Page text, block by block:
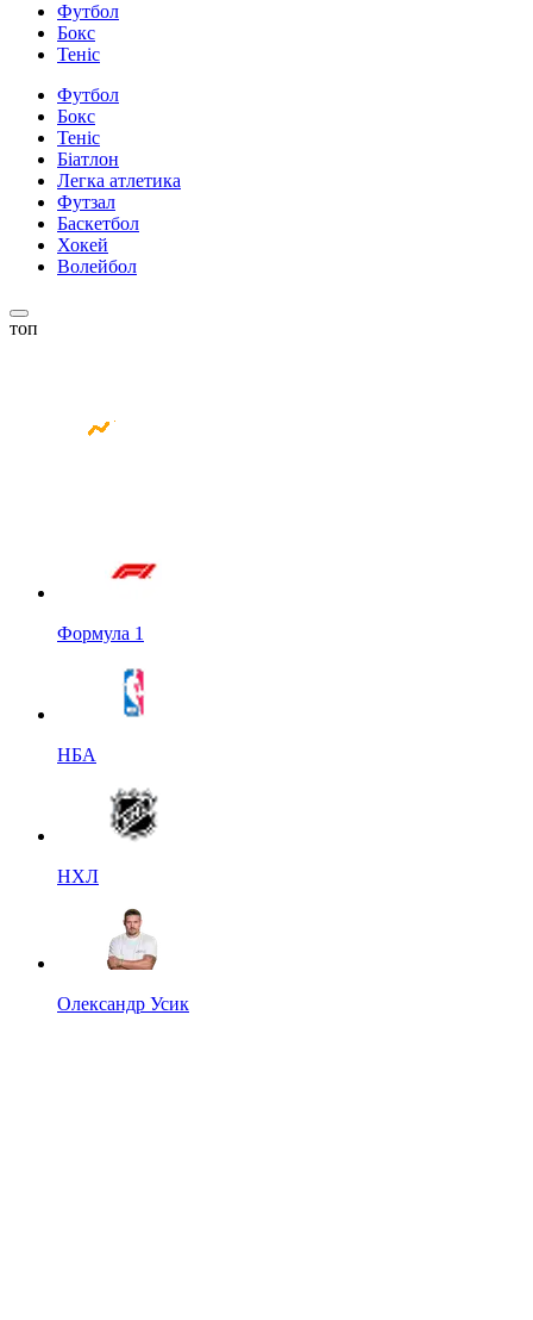
Футбол
Бокс
Теніс
Футбол
Бокс
Теніс
Біатлон
Легка атлетика
Футзал
Баскетбол
Хокей
Волейбол
топ
Формула 1
НБА
НХЛ
Олександр Усик